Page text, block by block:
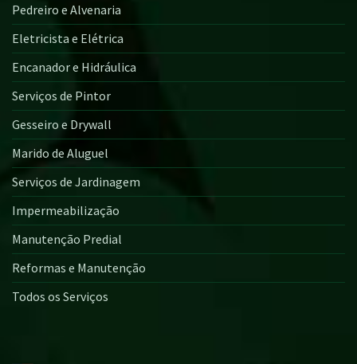
Pedreiro e Alvenaria
Eletricista e Elétrica
Encanador e Hidráulica
Serviços de Pintor
Gesseiro e Drywall
Marido de Aluguel
Serviços de Jardinagem
Impermeabilização
Manutenção Predial
Reformas e Manutenção
Todos os Serviços